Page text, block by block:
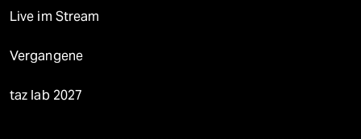
Live im Stream
Vergangene
taz lab 2027